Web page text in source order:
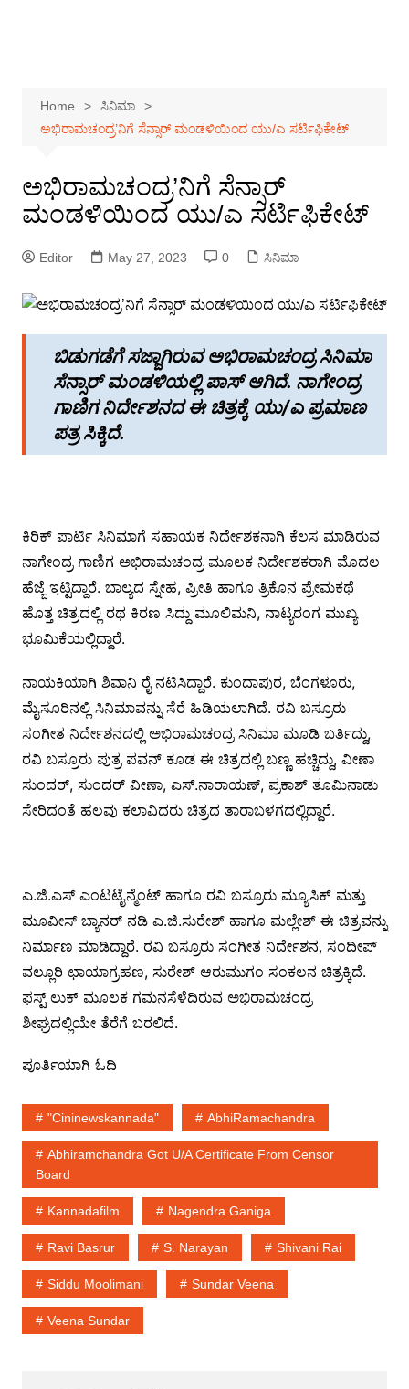
Home
ಸಿನಿಮಾ
ಅಭಿರಾಮಚಂದ್ರ’ನಿಗೆ ಸೆನ್ಸಾರ್ ಮಂಡಳಿಯಿಂದ ಯು/ಎ ಸರ್ಟಿಫಿಕೇಟ್
ಅಭಿರಾಮಚಂದ್ರ’ನಿಗೆ ಸೆನ್ಸಾರ್
ಮಂಡಳಿಯಿಂದ ಯು/ಎ ಸರ್ಟಿಫಿಕೇಟ್
Editor May 27, 2023 0 ಸಿನಿಮಾ
ಬಿಡುಗಡೆಗೆ ಸಜ್ಜಾಗಿರುವ ಅಭಿರಾಮಚಂದ್ರ ಸಿನಿಮಾ
ಸೆನ್ಸಾರ್ ಮಂಡಳಿಯಲ್ಲಿ ಪಾಸ್ ಆಗಿದೆ. ನಾಗೇಂದ್ರ
ಗಾಣಿಗ ನಿರ್ದೇಶನದ ಈ ಚಿತ್ರಕ್ಕೆ ಯು/ಎ ಪ್ರಮಾಣ
ಪತ್ರ ಸಿಕ್ಕಿದೆ.
ಕಿರಿಕ್ ಪಾರ್ಟಿ ಸಿನಿಮಾಗೆ ಸಹಾಯಕ ನಿರ್ದೇಶಕನಾಗಿ ಕೆಲಸ ಮಾಡಿರುವ
ನಾಗೇಂದ್ರ ಗಾಣಿಗ ಅಭಿರಾಮಚಂದ್ರ ಮೂಲಕ ನಿರ್ದೇಶಕರಾಗಿ ಮೊದಲ
ಹೆಜ್ಜೆ ಇಟ್ಟಿದ್ದಾರೆ. ಬಾಲ್ಯದ ಸ್ನೇಹ, ಪ್ರೀತಿ ಹಾಗೂ ತ್ರಿಕೊನ ಪ್ರೇಮಕಥೆ
ಹೊತ್ತ ಚಿತ್ರದಲ್ಲಿ ರಥ ಕಿರಣ ಸಿದ್ದು ಮೂಲಿಮನಿ, ನಾಟ್ಯರಂಗ ಮುಖ್ಯ
ಭೂಮಿಕೆಯಲ್ಲಿದ್ದಾರೆ.
ನಾಯಕಿಯಾಗಿ ಶಿವಾನಿ ರೈ ನಟಿಸಿದ್ದಾರೆ. ಕುಂದಾಪುರ, ಬೆಂಗಳೂರು,
ಮೈಸೂರಿನಲ್ಲಿ ಸಿನಿಮಾವನ್ನು ಸೆರೆ ಹಿಡಿಯಲಾಗಿದೆ. ರವಿ ಬಸ್ರೂರು
ಸಂಗೀತ ನಿರ್ದೇಶನದಲ್ಲಿ ಅಭಿರಾಮಚಂದ್ರ ಸಿನಿಮಾ ಮೂಡಿ ಬರ್ತಿದ್ದು,
ರವಿ ಬಸ್ರೂರು ಪುತ್ರ ಪವನ್ ಕೂಡ ಈ ಚಿತ್ರದಲ್ಲಿ ಬಣ್ಣ ಹಚ್ಚಿದ್ದು, ವೀಣಾ
ಸುಂದರ್, ಸುಂದರ್ ವೀಣಾ, ಎಸ್.ನಾರಾಯಣ್, ಪ್ರಕಾಶ್ ತೂಮಿನಾಡು
ಸೇರಿದಂತೆ ಹಲವು ಕಲಾವಿದರು ಚಿತ್ರದ ತಾರಾಬಳಗದಲ್ಲಿದ್ದಾರೆ.
ಎ.ಜಿ.ಎಸ್ ಎಂಟಟೈನ್ಮೆಂಟ್ ಹಾಗೂ ರವಿ ಬಸ್ರೂರು ಮ್ಯೂಸಿಕ್ ಮತ್ತು
ಮೂವೀಸ್ ಬ್ಯಾನರ್ ನಡಿ ಎ.ಜಿ.ಸುರೇಶ್ ಹಾಗೂ ಮಲ್ಲೇಶ್ ಈ ಚಿತ್ರವನ್ನು
ನಿರ್ಮಾಣ ಮಾಡಿದ್ದಾರೆ. ರವಿ ಬಸ್ರೂರು ಸಂಗೀತ ನಿರ್ದೇಶನ, ಸಂದೀಪ್
ವಲ್ಲೂರಿ ಛಾಯಾಗ್ರಹಣ, ಸುರೇಶ್ ಆರುಮುಗಂ ಸಂಕಲನ ಚಿತ್ರಕ್ಕಿದೆ.
ಫಸ್ಟ್ ಲುಕ್ ಮೂಲಕ ಗಮನಸೆಳೆದಿರುವ ಅಭಿರಾಮಚಂದ್ರ
ಶೀಘ್ರದಲ್ಲಿಯೇ ತೆರೆಗೆ ಬರಲಿದೆ.
ಪೂರ್ತಿಯಾಗಿ ಓದಿ
"cininewskannada" AbhiRamachandra
Abhiramchandra Got U/A Certificate From Censor
Board
Kannadafilm Nagendra Ganiga
Ravi Basrur S. Narayan Shivani Rai
Siddu Moolimani Sundar Veena
Veena Sundar